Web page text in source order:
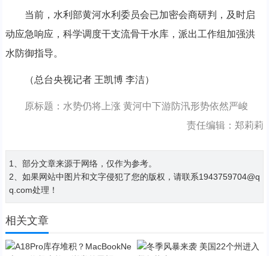
当前，水利部黄河水利委员会已加密会商研判，及时启
动应急响应，科学调度干支流骨干水库，派出工作组加强洪
水防御指导。
（总台央视记者 王凯博 李洁）
原标题：水势仍将上涨 黄河中下游防汛形势依然严峻
责任编辑：郑莉莉
1、部分文章来源于网络，仅作为参考。
2、如果网站中图片和文字侵犯了您的版权，请联系1943759704@q
q.com处理！
相关文章